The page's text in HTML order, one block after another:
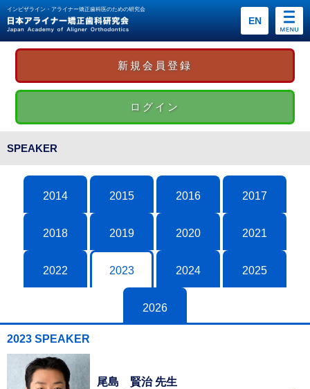
インビザライン・アライナー矯正歯科医のための研究会
EN
新規会員登録
ログイン
SPEAKER
2014 2015 2016 2017
2018 2019 2020 2021
2022 2023 2024 2025
2026
2023 SPEAKER
尾島 賢治 先生